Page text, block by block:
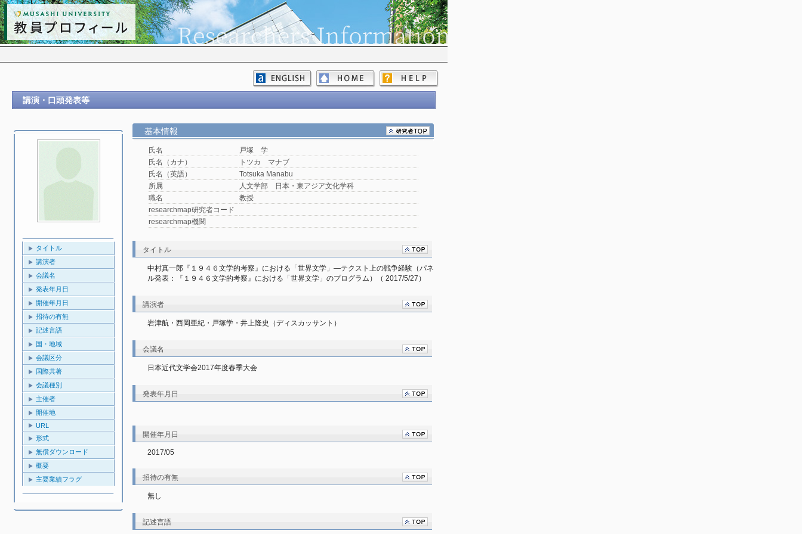
講演・口頭発表等
タイトル
講演者
会議名
発表年月日
開催年月日
招待の有無
記述言語
国・地域
会議区分
国際共著
会議種別
主催者
開催地
URL
形式
無償ダウンロード
概要
主要業績フラグ
基本情報
氏名
戸塚 学
氏名（カナ）
トツカ マナブ
氏名（英語）
Totsuka Manabu
所属
人文学部 日本・東アジア文化学科
職名
教授
researchmap研究者コード
researchmap機関
タイトル
中村真一郎『１９４６文学的考察』における「世界文学」―テクスト上の戦争経験（パネ
ル発表：『１９４６文学的考察』における「世界文学」のプログラム）（ 2017/5/27）
講演者
岩津航・西岡亜紀・戸塚学・井上隆史（ディスカッサント）
会議名
日本近代文学会2017年度春季大会
発表年月日
開催年月日
2017/05
招待の有無
無し
記述言語